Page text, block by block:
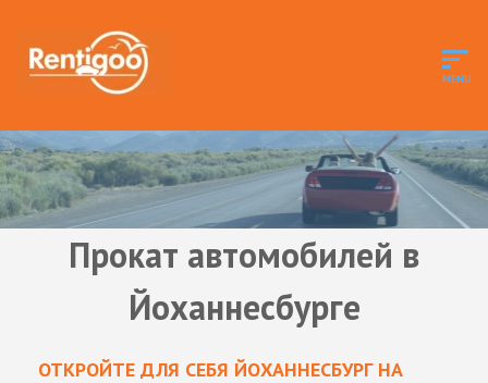
Прокат автомобилей в
Йоханнесбурге
ОТКРОЙТЕ ДЛЯ СЕБЯ ЙОХАННЕСБУРГ НА